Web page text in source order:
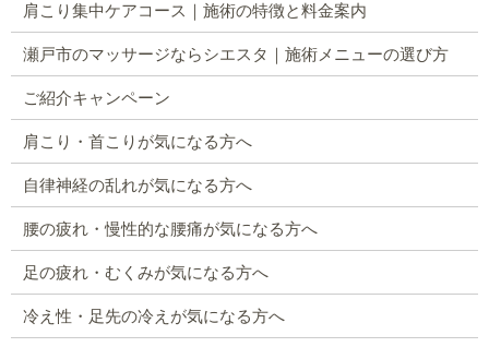
肩こり集中ケアコース｜施術の特徴と料金案内
瀬戸市のマッサージならシエスタ｜施術メニューの選び方
ご紹介キャンペーン
肩こり・首こりが気になる方へ
自律神経の乱れが気になる方へ
腰の疲れ・慢性的な腰痛が気になる方へ
足の疲れ・むくみが気になる方へ
冷え性・足先の冷えが気になる方へ